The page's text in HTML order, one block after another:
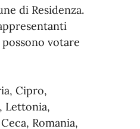
di Residenza.
votare
Cipro,
Lettonia,
Romania,